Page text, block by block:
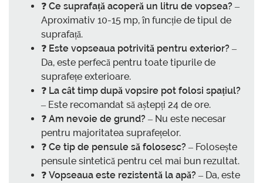
❓ Ce suprafață acoperă un litru de vopsea? –
Aproximativ 10-15 mp, în funcție de tipul de
suprafață.
❓ Este vopseaua potrivită pentru exterior? –
Da, este perfecă pentru toate tipurile de
suprafețe exterioare.
❓ La cât timp după vopsire pot folosi spațiul?
– Este recomandat să aștepți 24 de ore.
❓ Am nevoie de grund? – Nu este necesar
pentru majoritatea suprafețelor.
❓ Ce tip de pensule să folosesc? – Folosește
pensule sintetică pentru cel mai bun rezultat.
❓ Vopseaua este rezistentă la apă? – Da, este